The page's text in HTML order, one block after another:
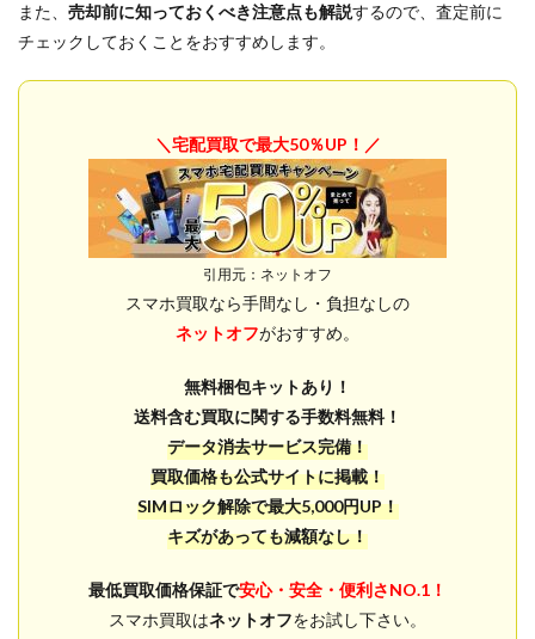
また、 売却前に知っておくべき注意点も解説するので、査定前に
チェックしておくことをおすすめします。
＼宅配買取で最大50％UP！／
引用元：ネットオフ
スマホ買取なら手間なし・負担なしの
ネットオフがおすすめ。
無料梱包キットあり！
送料含む買取に関する手数料無料！
データ消去サービス完備！
買取価格も公式サイトに掲載！
SIMロック解除で最大5,000円UP！
キズがあっても減額なし！
最低買取価格保証で安心・安全・便利さNO.1！
スマホ買取はネットオフをお試し下さい。